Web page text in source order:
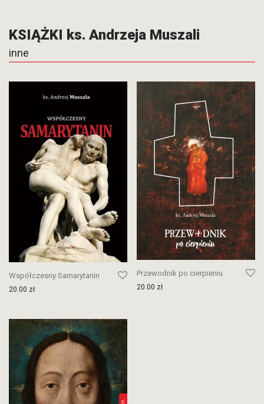
KSIĄŻKI ks. Andrzeja Muszali
inne
Współczesny Samarytanin
20.00 zł
Przewodnik po cierpieniu
20.00 zł